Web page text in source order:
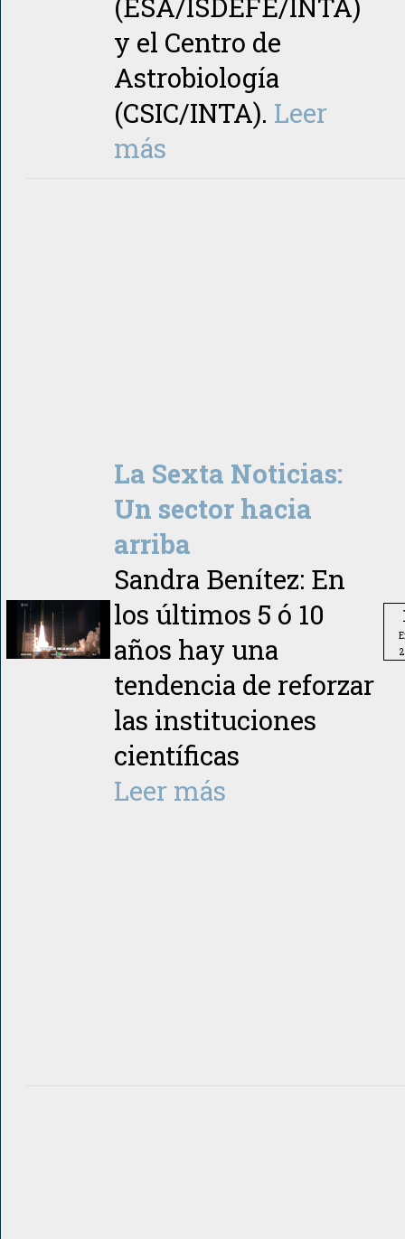
y el Centro de
Astrobiología
(CSIC/INTA). Leer
más
La Sexta Noticias:
Un sector hacia
arriba
Sandra Benítez: En
los últimos 5 ó 10
años hay una
tendencia de reforzar
las instituciones
científicas
Leer más